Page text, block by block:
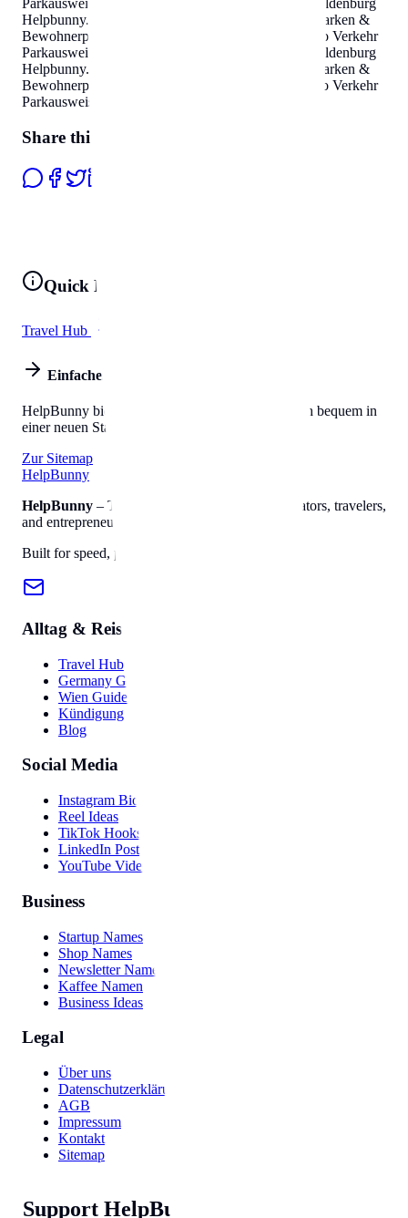
Helpbunny.com
Parken &
Bewohnerparken in Oldenburg
Auto Verkehr
Parkausweis Zonen
Parken & Bewohnerparken in Oldenburg
Helpbunny.com
Parken &
Bewohnerparken in Oldenburg
Auto Verkehr
Parkausweis Zonen
Share this page
Quick Links
Travel Hub
Einfaches Leben
HelpBunny bietet alles, was Sie brauchen, um sich bequem in
einer neuen Stadt einzuleben.
Zur Sitemap
HelpBunny
HelpBunny – The ultimate digital toolkit for creators, travelers,
and entrepreneurs.
Built for speed, privacy, and ease of use.
Alltag & Reise
Travel Hub
Germany Guide
Wien Guide
Kündigung
Blog
Social Media
Instagram Bio
Reel Ideas
TikTok Hooks
LinkedIn Post
YouTube Video
Business
Startup Names
Shop Names
Newsletter Names
Kaffee Namen
Business Ideas
Legal
Über uns
Datenschutzerklärung
AGB
Impressum
Kontakt
Sitemap
Support HelpBunny